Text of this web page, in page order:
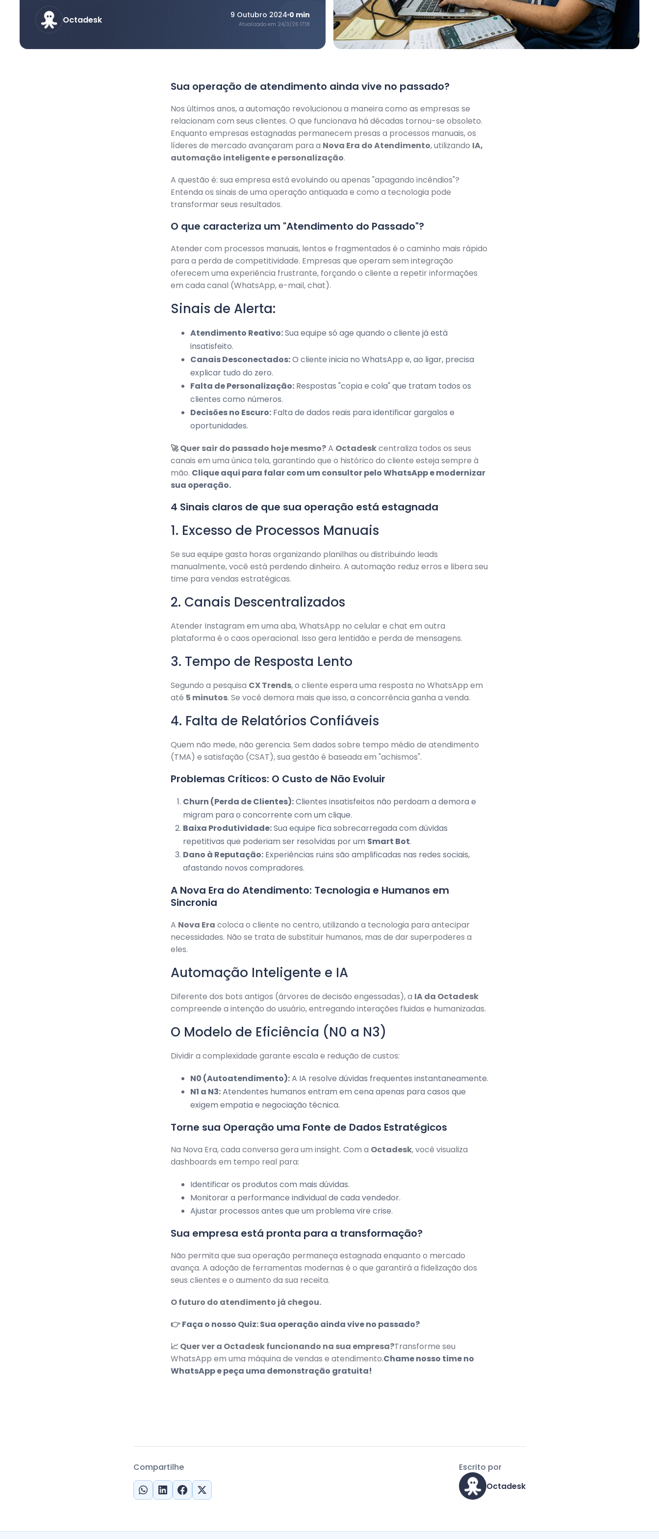
Octadesk 9 Outubro 2024 0 min
Atualizado em 24/3/26 17:18
Sua operação de atendimento ainda vive no passado?
Nos últimos anos, a automação revolucionou a maneira como as empresas se
relacionam com seus clientes. O que funcionava há décadas tornou-se obsoleto.
Enquanto empresas estagnadas permanecem presas a processos manuais, os
líderes de mercado avançaram para a Nova Era do Atendimento, utilizando IA,
automação inteligente e personalização.
A questão é: sua empresa está evoluindo ou apenas "apagando incêndios"?
Entenda os sinais de uma operação antiquada e como a tecnologia pode
transformar seus resultados.
O que caracteriza um "Atendimento do Passado"?
Atender com processos manuais, lentos e fragmentados é o caminho mais rápido
para a perda de competitividade. Empresas que operam sem integração
oferecem uma experiência frustrante, forçando o cliente a repetir informações
em cada canal (WhatsApp, e-mail, chat).
Sinais de Alerta:
Atendimento Reativo:Sua equipe só age quando o cliente já está
insatisfeito.
Canais Desconectados:O cliente inicia no WhatsApp e, ao ligar, precisa
explicar tudo do zero.
Falta de Personalização: Respostas "copia e cola" que tratam todos os
clientes como números.
Decisões no Escuro: Falta de dados reais para identificar gargalos e
oportunidades.
🚀 Quer sair do passado hoje mesmo?A Octadeskcentraliza todos os seus
canais em uma única tela, garantindo que o histórico do cliente esteja sempre à
mão. Clique aqui para falar com um consultor pelo WhatsApp e modernizar
sua operação.
4 Sinais claros de que sua operação está estagnada
1. Excesso de Processos Manuais
Se sua equipe gasta horas organizando planilhas ou distribuindo leads
manualmente, você está perdendo dinheiro. A automação reduz erros e libera seu
time para vendas estratégicas.
2. Canais Descentralizados
Atender Instagram em uma aba, WhatsApp no celular e chat em outra
plataforma é o caos operacional. Isso gera lentidão e perda de mensagens.
3. Tempo de Resposta Lento
Segundo a pesquisa CX Trends, o cliente espera uma resposta no WhatsApp em
até 5 minutos. Se você demora mais que isso, a concorrência ganha a venda.
4. Falta de Relatórios Confiáveis
Quem não mede, não gerencia. Sem dados sobre tempo médio de atendimento
(TMA) e satisfação (CSAT), sua gestão é baseada em "achismos".
Problemas Críticos: O Custo de Não Evoluir
Churn (Perda de Clientes):Clientes insatisfeitos não perdoam a demora e
migram para o concorrente com um clique.
Baixa Produtividade:Sua equipe fica sobrecarregada com dúvidas
repetitivas que poderiam ser resolvidas por um Smart Bot.
Dano à Reputação: Experiências ruins são amplificadas nas redes sociais,
afastando novos compradores.
A Nova Era do Atendimento: Tecnologia e Humanos em
Sincronia
A Nova Era coloca o cliente no centro, utilizando a tecnologia para antecipar
necessidades. Não se trata de substituir humanos, mas de dar superpoderes a
eles.
Automação Inteligente e IA
Diferente dos bots antigos (árvores de decisão engessadas), a IA da Octadesk
compreende a intenção do usuário, entregando interações fluidas e humanizadas.
O Modelo de Eficiência (N0 a N3)
Dividir a complexidade garante escala e redução de custos:
N0 (Autoatendimento):A IA resolve dúvidas frequentes instantaneamente.
N1 a N3:Atendentes humanos entram em cena apenas para casos que
exigem empatia e negociação técnica.
Torne sua Operação uma Fonte de Dados Estratégicos
Na Nova Era, cada conversa gera um insight. Com a Octadesk, você visualiza
dashboards em tempo real para:
Identificar os produtos com mais dúvidas.
Monitorar a performance individual de cada vendedor.
Ajustar processos antes que um problema vire crise.
Sua empresa está pronta para a transformação?
Não permita que sua operação permaneça estagnada enquanto o mercado
avança. A adoção de ferramentas modernas é o que garantirá a fidelização dos
seus clientes e o aumento da sua receita.
O futuro do atendimento já chegou.
👉Faça o nosso Quiz: Sua operação ainda vive no passado?
📈 Quer ver a Octadesk funcionando na sua empresa?Transforme seu
WhatsApp em uma máquina de vendas e atendimento.Chame nosso time no
WhatsApp e peça uma demonstração gratuita!
Compartilhe
Escrito por
Octadesk